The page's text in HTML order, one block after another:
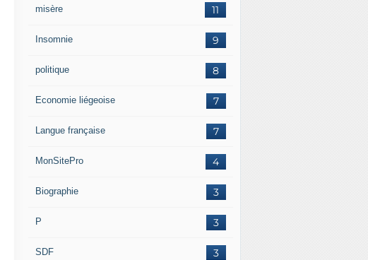
11
misère
9
Insomnie
8
politique
7
Economie liégeoise
7
Langue française
4
MonSitePro
3
Biographie
3
P
3
SDF